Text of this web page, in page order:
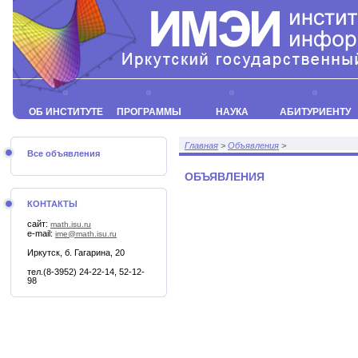
ОБ ИНСТИТУТЕ ПРОГРАММЫ НАУКА АБИТУРИЕНТУ
Все объявления
КОНТАКТЫ
сайт: math.isu.ru
e-mail: ime@math.isu.ru
Иркутск, б. Гагарина, 20
тел.(8-3952) 24-22-14, 52-12-
98
Главная > Объявления >
ОБЪЯВЛЕНИЯ